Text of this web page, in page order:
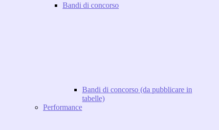
Bandi di concorso
Bandi di concorso (da pubblicare in
tabelle)
Performance